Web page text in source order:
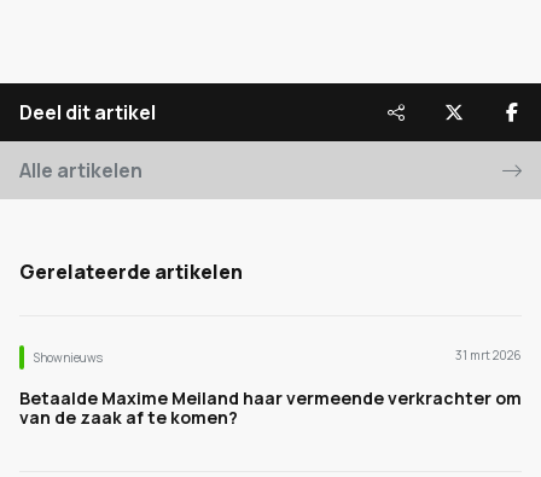
Deel dit artikel
Alle artikelen
Gerelateerde artikelen
Shownieuws 31 mrt 2026
Betaalde Maxime Meiland haar vermeende verkrachter om
van de zaak af te komen?